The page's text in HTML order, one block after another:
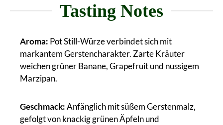
Tasting Notes
Aroma: Pot Still-Würze verbindet sich mit
markantem Gerstencharakter. Zarte Kräuter
weichen grüner Banane, Grapefruit und nussigem
Marzipan.
Geschmack:Anfänglich mit süßem Gerstenmalz,
gefolgt von knackig grünen Äpfeln und